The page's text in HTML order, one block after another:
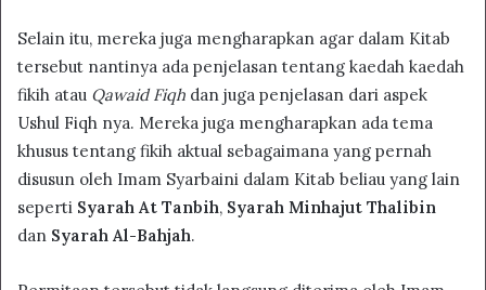
Selain itu, mereka juga mengharapkan agar dalam Kitab
tersebut nantinya ada penjelasan tentang kaedah kaedah
fikih atau Qawaid Fiqh dan juga penjelasan dari aspek
Ushul Fiqh nya. Mereka juga mengharapkan ada tema
khusus tentang fikih aktual sebagaimana yang pernah
disusun oleh Imam Syarbaini dalam Kitab beliau yang lain
seperti Syarah At Tanbih, Syarah Minhajut Thalibin
dan Syarah Al-Bahjah.